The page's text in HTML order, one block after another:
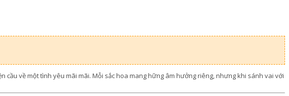
về một tình yêu mãi mãi. Mỗi sắc hoa mang hững âm hưởng riêng, nhưng khi sánh vai với